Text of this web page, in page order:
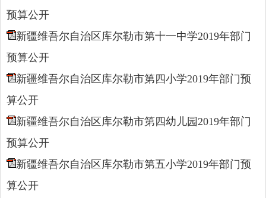
预算公开
新疆维吾尔自治区库尔勒市第十一中学2019年部门
预算公开
新疆维吾尔自治区库尔勒市第四小学2019年部门预
算公开
新疆维吾尔自治区库尔勒市第四幼儿园2019年部门
预算公开
新疆维吾尔自治区库尔勒市第五小学2019年部门预
算公开